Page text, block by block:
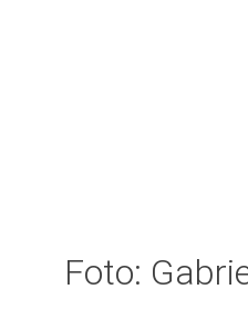
Foto: